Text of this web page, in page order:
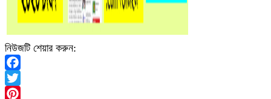
নিউজটি শেয়ার করুন:
Facebook
Twitter